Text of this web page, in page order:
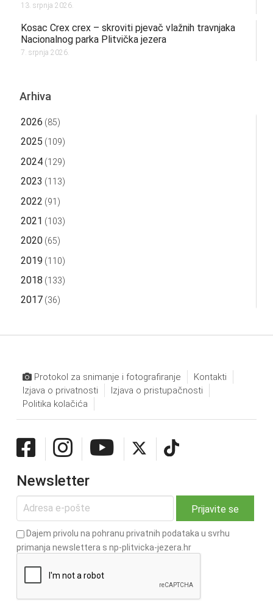
13. srpnja 2026.
Kosac Crex crex – skroviti pjevač vlažnih travnjaka
Nacionalnog parka Plitvička jezera
7. srpnja 2026.
Arhiva
2026 (85)
2025 (109)
2024(129)
2023 (113)
2022 (91)
2021 (103)
2020(65)
2019 (110)
2018 (133)
2017(36)
Protokol za snimanje i fotografiranje
Kontakti
Izjava o privatnosti
Izjava o pristupačnosti
Politika kolačića
Newsletter
Dajem privolu na pohranu privatnih podataka u svrhu
primanja newslettera s np-plitvicka-jezera.hr